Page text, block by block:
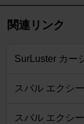
関連リンク
SurLuster カー
スバル エクシ
スバル エクシ